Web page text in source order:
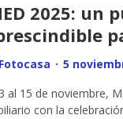
2025: un
Fotocasa · 5
al 15 de noviembre,
con la